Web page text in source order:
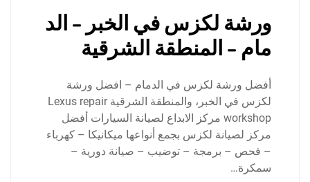
ورشة لكزس في الخبر – الد
مام – المنطقة الشرقية
أفضل ورشة لكزس في الدمام – افضل ورشة
لكزس في الخبر، والمنطقة الشرقية Lexus repair
workshop مركز الابداع لصيانة السيارات أفضل
مركز لصيانة لكزس بجمع أنواعها ميكانيكا – كهرباء
– فحص – برمجة – توضيب – صيانة دورية –
سمكرة…